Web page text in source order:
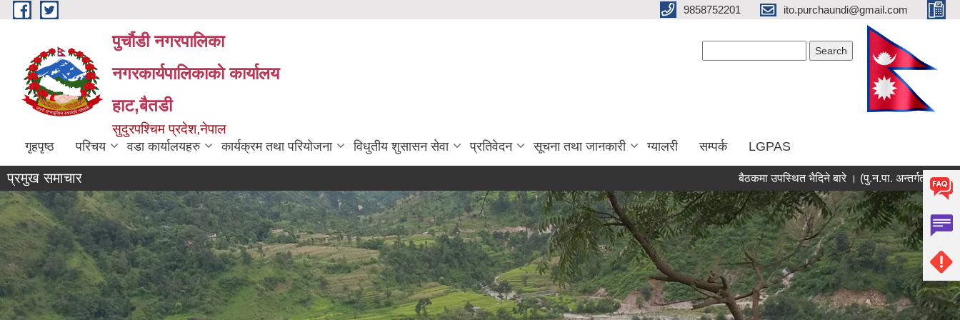
Skip to main content 9858752201 ito.purchaundi@gmail.com
पुर्चौडी नगरपालिका
नगरकार्यपालिकाकाे कार्यालय
हाट,बैतडी
सुदुरपश्चिम प्रदेश,नेपाल
गृहपृष्ठ परिचय वडा कार्यालयहरु कार्यक्रम तथा परियोजना विधुतीय शुसासन सेवा प्रतिवेदन सूचना तथा जानकारी ग्यालरी सम्पर्क LGPAS
प्रमुख समाचार बैठकमा उपस्थित भैदिने बारे । (पु‍.न.पा. अन्तर्गत
Pages « first ‹ previous